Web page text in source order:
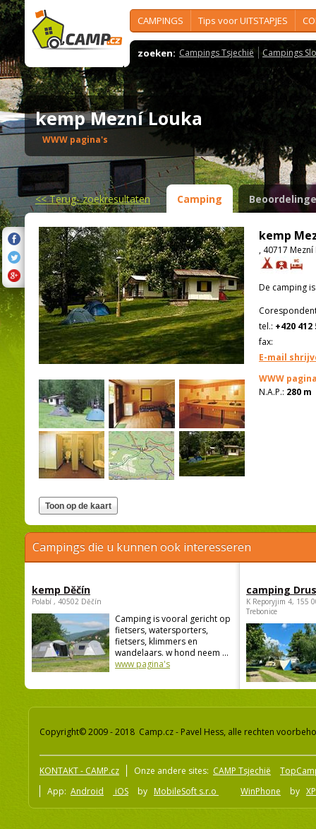
CAMPINGS Tips voor UITSTAPJES
zoeken: Campings Tsjechië Campings
kemp Mezní Louka
WWW pagina's
<<Terug- zoekresultaten Camping
kemp
, 40717 Mezní
De camping
tel.: +420 412
fax:
E-mail
WWW
N.A.P.: 280 m
Campings die u kunnen ook interesseren
kemp Děčín
Polabí , 40502 Děčín
Camping is vooral gericht op
fietsers, watersporters,
fietsers, klimmers en
wandelaars. w hond neem ...
www pagina's
camping
K Reporyjim 4, 155
Trebonice
Copyright© 2009 - 2018 Camp.cz - Pavel Hess, alle rechten
KONTAKT - CAMP.cz Onze andere sites: CAMP Tsjechië
App: Android iOS by MobileSoft s.r.o WinPhone by